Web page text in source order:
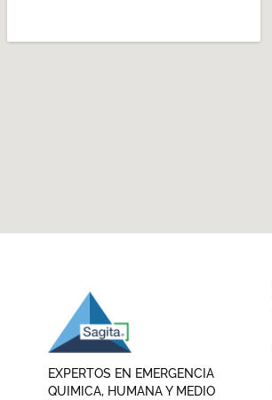
EXPERTOS EN EMERGENCIA
QUIMICA, HUMANA Y MEDIO